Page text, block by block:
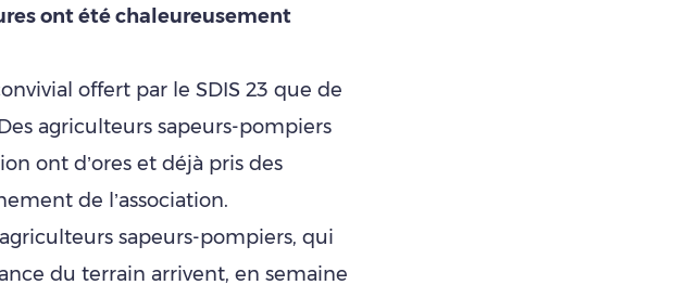
ont été chaleureusement
offert par le SDIS 23 que de
agriculteurs sapeurs-pompiers
ont d’ores et déjà pris des
de l’association.
sapeurs-pompiers, qui
du terrain arrivent, en semaine